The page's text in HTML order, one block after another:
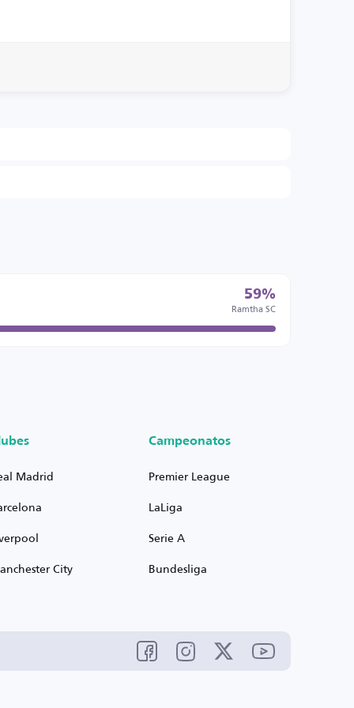
59%
Ramtha SC
Madrid
City
Campeonatos
Premier League
LaLiga
Serie A
Bundesliga